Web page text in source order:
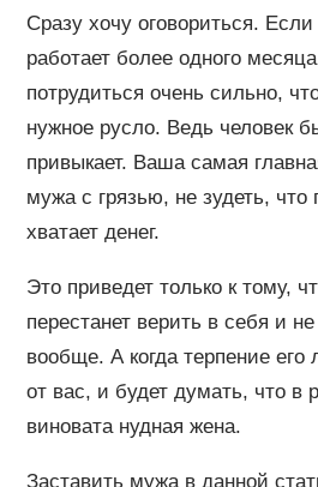
Сразу хочу оговориться.
работает более одного
потрудиться очень сильно,
нужное русло. Ведь человек
привыкает. Ваша самая
мужа с грязью, не зудеть, что
хватает денег.
Это приведет только к тому,
перестанет верить в себя и
вообще. А когда терпение
от вас, и будет думать, что в
виновата нудная жена.
Заставить мужа в данной